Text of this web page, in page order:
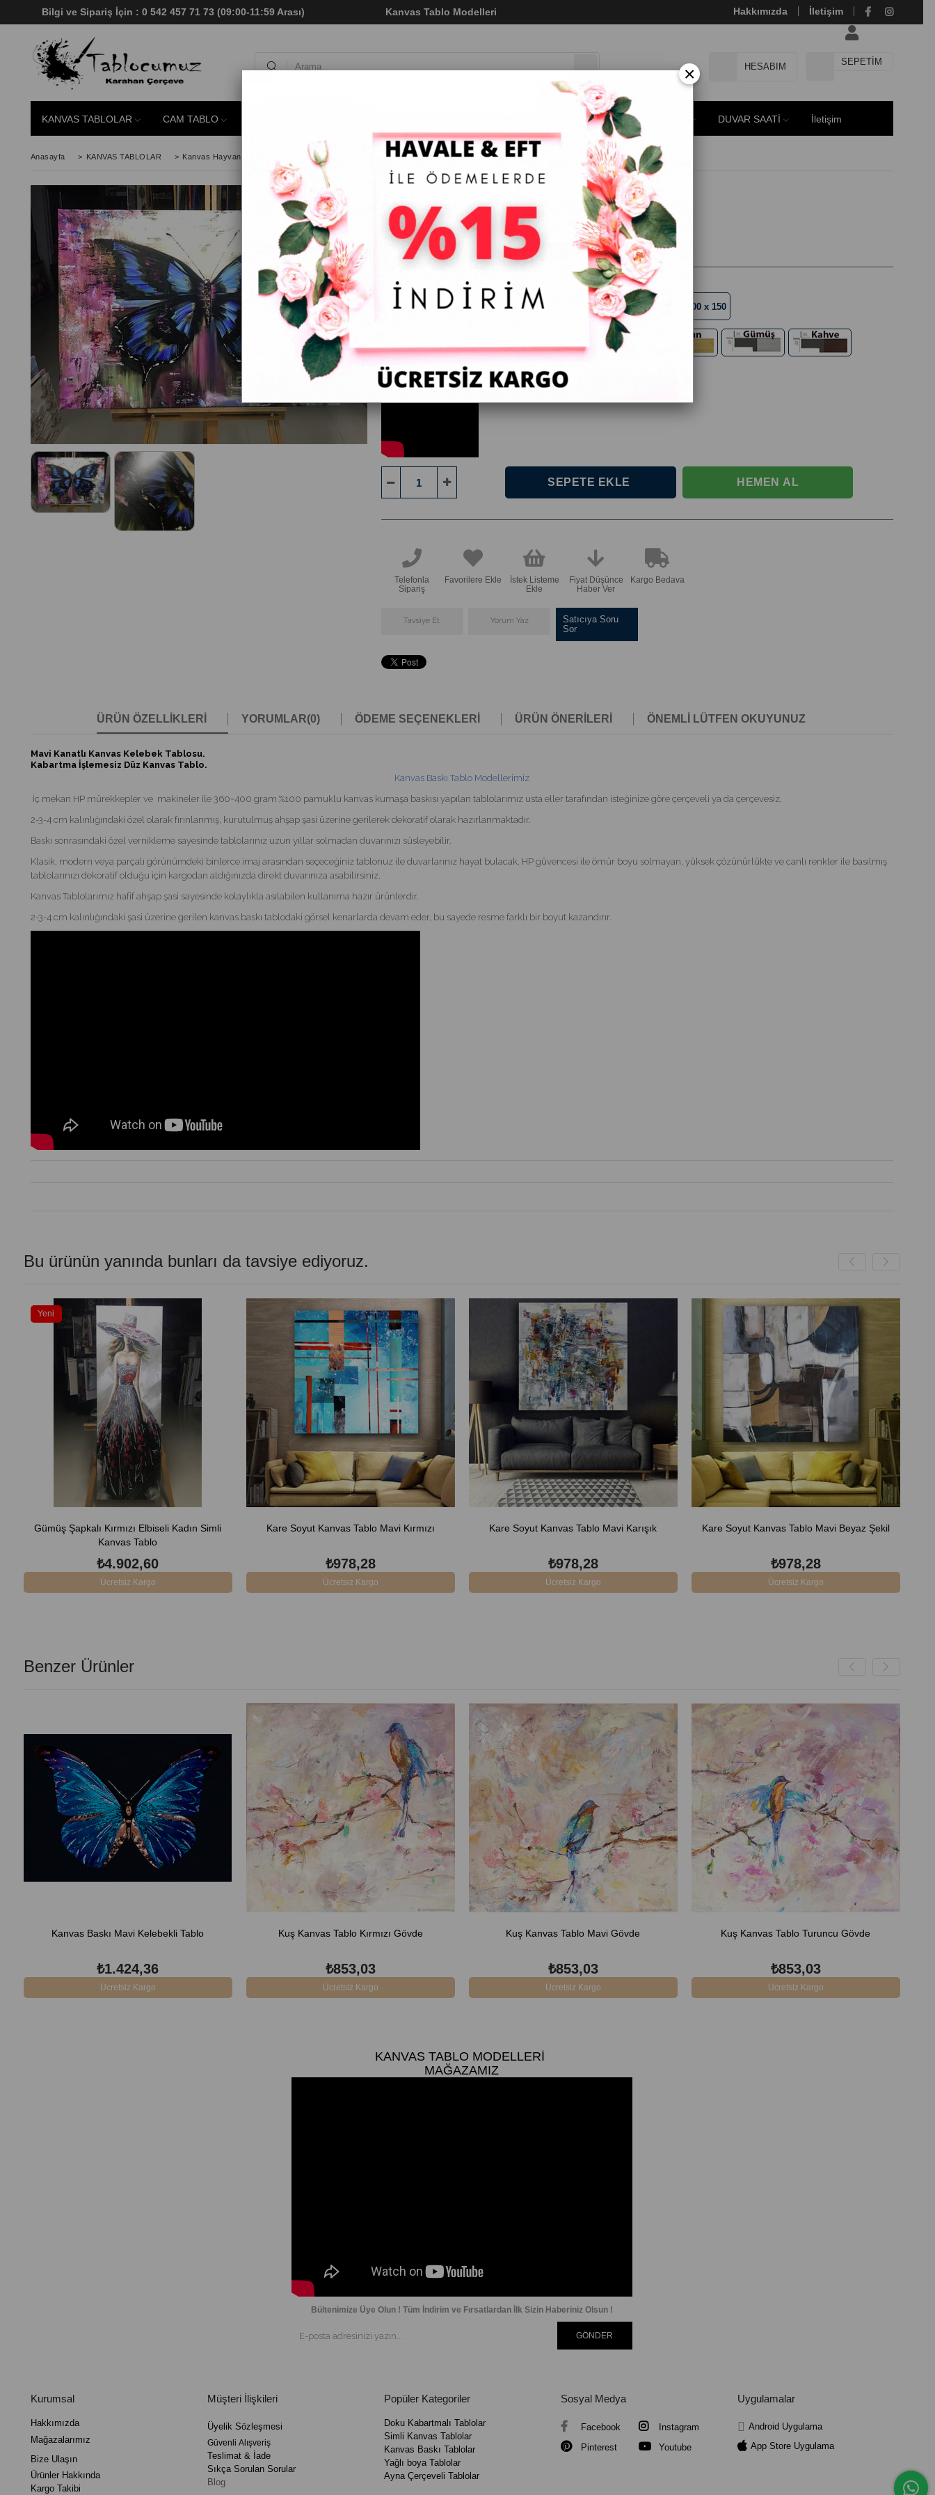
Bilgi ve Sipariş İçin : 0 542 457 71 73 (09:00-11:59 Arası) Kanvas Tablo Modelleri Hakkımızda İletişim
HESABIM SEPETIM
KANVAS TABLOLAR CAM TABLO ÇERÇEVE MODELLERİ DUVAR SAATİ İletişim
Anasayfa > KANVAS TABLOLAR > Kanvas Hayvan Tabloları Mavi Kanatlı Kanvas Kelebek Tablosu
Mavi Kanatlı Kanvas Kelebek Tablosu
₺2.299,83 (KDV Dahil)
Tahmini Teslim Süresi 5 Tahmini Teslimat Tarihi
ÖLÇÜ S : 60 x 90 60 x 120 80 x 130 90 x 140 100 x 150
Mavi Kanatlı Kanvas Kelebek Tablosu.
Telefonla
Sipariş
Favorilere Ekle
İstek Listeme
Ekle
Fiyat Düşünce
Haber Ver
Kargo Bedava
Tavsiye Et Yorum Yaz
Satıcıya Soru
Sor
ÜRÜN ÖZELLIKLERI YORUMLAR(0) ÖDEME SEÇENEKLERI ÜRÜN ÖNERILERI ÖNEMLİ LÜTFEN OKUYUNUZ
Mavi Kanatlı Kanvas Kelebek Tablosu.
Kabartma İşlemesiz Düz Kanvas Tablo.
Kanvas Baskı Tablo Modellerimiz
İç mekan HP mürekkepler ve makineler ile 360~400 gram %100 pamuklu kanvas kumaşa baskısı yapılan tablolarımız usta eller tarafından isteğinize göre çerçeveli ya da çerçevesiz,
2-3-4 cm kalınlığındaki özel olarak fırınlanmış, kurutulmuş ahşap şasi üzerine gerilerek dekoratif olarak hazırlanmaktadır.
Baskı sonrasındaki özel vernikleme sayesinde tablolarınız uzun yıllar solmadan duvarınızı süsleyebilir.
Klasik, modern veya parçalı görünümdeki binlerce imaj arasından seçeceğiniz tablonuz ile duvarlarınız hayat bulacak. HP güvencesi ile ömür boyu solmayan, yüksek çözünürlükte ve canlı renkler ile basılmış
tablolarınızı dekoratif olduğu için kargodan aldığınızda direkt duvarınıza asabilirsiniz.
Kanvas Tablolarımız hafif ahşap şasi sayesinde kolaylıkla asılabilen kullanıma hazır ürünlerdir.
2-3-4 cm kalınlığındaki şasi üzerine gerilen kanvas baskı tablodaki görsel kenarlarda devam eder, bu sayede resme farklı bir boyut kazandırır.
Bu ürünün yanında bunları da tavsiye ediyoruz.
Gümüş Şapkalı Kırmızı Elbiseli Kadın Simli
Kanvas Tablo
₺4.902,60
Ücretsiz Kargo
Yeni
Kare Soyut Kanvas Tablo Mavi Kırmızı
₺978,28
Ücretsiz Kargo
Kare Soyut Kanvas Tablo Mavi Karışık
₺978,28
Ücretsiz Kargo
Kare Soyut Kanvas Tablo Mavi Beyaz Şekil
₺978,28
Ücretsiz Kargo
Benzer Ürünler
Kanvas Baskı Mavi Kelebekli Tablo
₺1.424,36
Ücretsiz Kargo
Kuş Kanvas Tablo Kırmızı Gövde
₺853,03
Ücretsiz Kargo
Kuş Kanvas Tablo Mavi Gövde
₺853,03
Ücretsiz Kargo
Kuş Kanvas Tablo Turuncu Gövde
₺853,03
Ücretsiz Kargo
KANVAS TABLO MODELLERI
MAĞAZAMIZ
Bültenimize Üye Olun ! Tüm İndirim ve Fırsatlardan İlk Sizin Haberiniz Olsun !
GÖNDER
Kurumsal
Hakkımızda
Mağazalarımız
Bize Ulaşın
Ürünler Hakkında
Kargo Takibi
Müşteri İlişkileri
ÜyelikSözleşmesi
Güvenli Alışveriş
Teslimat& İade
Sıkça Sorulan Sorular
Blog
Popüler Kategoriler
Doku Kabartmalı Tablolar
Simli Kanvas Tablolar
Kanvas Baskı Tablolar
Yağlı boya Tablolar
Ayna Çerçeveli Tablolar
Sosyal Medya
Facebook
Instagram
Pinterest
Youtube
Uygulamalar
Android Uygulama
App Store Uygulama
×